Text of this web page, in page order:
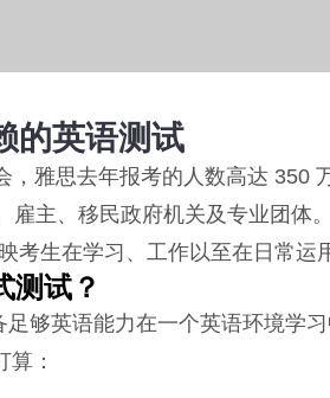
的英语测试
雅思去年报考的人数高达 350
主、移民政府机关及专业团体
生在学习、工作以至在日常运
测试？
够英语能力在一个英语环境学习
：